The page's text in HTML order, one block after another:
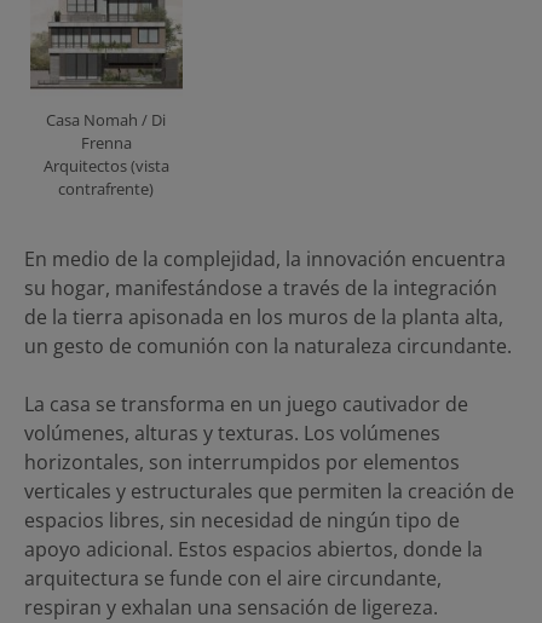
Casa Nomah / Di
Frenna
Arquitectos (vista
contrafrente)
En medio de la complejidad, la innovación encuentra
su hogar, manifestándose a través de la integración
de la tierra apisonada en los muros de la planta alta,
un gesto de comunión con la naturaleza circundante.
La casa se transforma en un juego cautivador de
volúmenes, alturas y texturas. Los volúmenes
horizontales, son interrumpidos por elementos
verticales y estructurales que permiten la creación de
espacios libres, sin necesidad de ningún tipo de
apoyo adicional. Estos espacios abiertos, donde la
arquitectura se funde con el aire circundante,
respiran y exhalan una sensación de ligereza.